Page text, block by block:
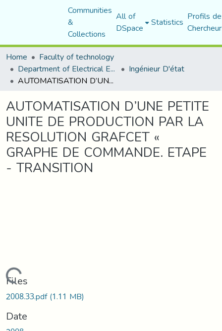
Communities
&
Collections
All of
DSpace Statistics Profils
Home
Faculty of technology
Department of Electrical Engineering Ingénieur D'état
AUTOMATISATION D’UNE PETITE UNITE DE PRODUCTION PAR LA RESOLUTION GRAFCET « GRAPHE DE COMMANDE. ETAPE - TRANSITION
AUTOMATISATION D’UNE PETITE
UNITE DE PRODUCTION PAR LA
RESOLUTION GRAFCET «
GRAPHE DE COMMANDE. ETAPE
- TRANSITION
Loading...
Files
2008.33.pdf(1.11 MB)
Date